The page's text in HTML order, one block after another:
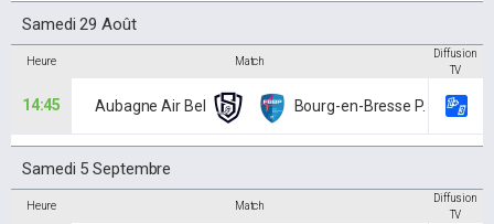
Samedi 29 Août
Heure Match
Diffusion
TV
14:45 Aubagne Air Bel Bourg-en-Bresse P.
Samedi 5 Septembre
Heure Match
Diffusion
TV